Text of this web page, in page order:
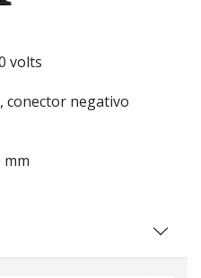
volts
conector negativo
mm